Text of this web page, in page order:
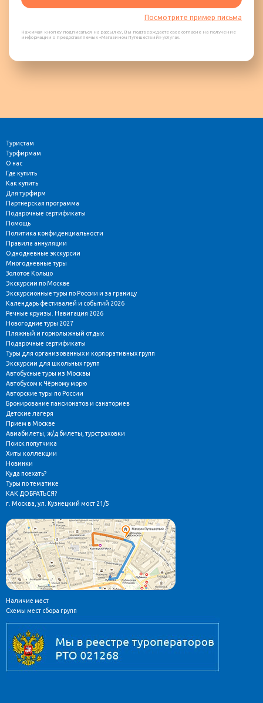
Посмотрите пример письма
Нажимая кнопку подписаться на рассылку, Вы подтверждаете свое согласие на получение
информации о предоставляемых «Магазином Путешествий» услугах.
Туристам
Турфирмам
О нас
Где купить
Как купить
Для турфирм
Партнерская программа
Подарочные сертификаты
Помощь
Политика конфиденциальности
Правила аннуляции
Однодневные экскурсии
Многодневные туры
Золотое Кольцо
Экскурсии по Москве
Экскурсионные туры по России и за границу
Календарь фестивалей и событий 2026
Речные круизы. Навигация 2026
Новогодние туры 2027
Пляжный и горнолыжный отдых
Подарочные сертификаты
Туры для организованных и корпоративных групп
Экскурсии для школьных групп
Автобусные туры из Москвы
Автобусом к Чёрному морю
Авторские туры по России
Бронирование пансионатов и санаториев
Детские лагеря
Прием в Москве
Авиабилеты, ж/д билеты, турстраховки
Поиск попутчика
Хиты коллекции
Новинки
Куда поехать?
Туры по тематике
КАК ДОБРАТЬСЯ?
г. Москва, ул. Кузнецкий мост 21/5
Наличие мест
Схемы мест сбора групп